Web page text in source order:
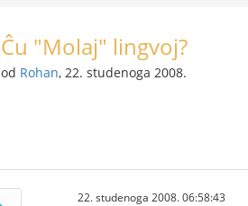
Ĉu "Molaj" lingvoj?
od Rohan, 22. studenoga 2008.
22. studenoga 2008. 06:58:43